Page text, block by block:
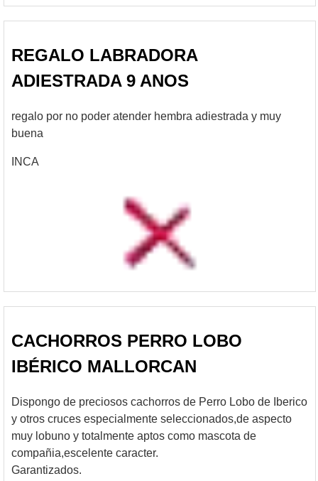
REGALO LABRADORA
ADIESTRADA 9 ANOS
regalo por no poder atender hembra adiestrada y muy
buena
INCA
CACHORROS PERRO LOBO
IBÉRICO MALLORCAN
Dispongo de preciosos cachorros de Perro Lobo de Iberico
y otros cruces especialmente seleccionados,de aspecto
muy lobuno y totalmente aptos como mascota de
compañia,escelente caracter.
Garantizados.